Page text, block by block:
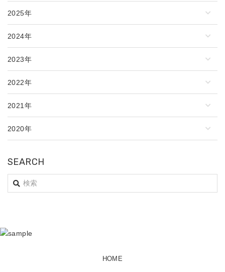
2025年
2024年
2023年
2022年
2021年
2020年
SEARCH
HOME